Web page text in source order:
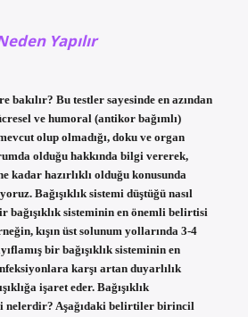
Yapılır
bakılır? Bu testler sayesinde en azından
ve humoral (antikor bağımlı)
olup olmadığı, doku ve organ
olduğu hakkında bilgi vererek,
kadar hazırlıklı olduğu konusunda
Bağışıklık sistemi düştüğü nasıl
bağışıklık sisteminin en önemli belirtisi
kışın üst solunum yollarında 3-4
bir bağışıklık sisteminin en
karşı artan duyarlılık
işaret eder. Bağışıklık
Aşağıdaki belirtiler birincil